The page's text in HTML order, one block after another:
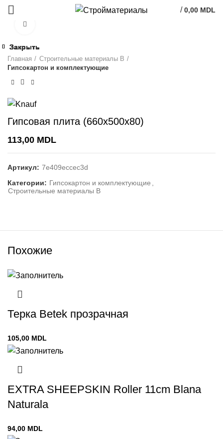
/ 0,00 MDL
Главная
Строительные материалы В
Гипсокартон и комплектующие
Гипсовая плита (660x500x80)
113,00 MDL
Артикул: 7e409eccec3d
Категории: Гипсокартон и комплектующие ,
Строительные материалы В
Похожие
Закрыть
Терка Betek прозрачная
105,00 MDL
Закрыть
EXTRA SHEEPSKIN Roller 11cm Blana
Naturala
94,00 MDL
Закрыть
Закрыть
Закрыть
Закрыть
Закрыть
Закрыть